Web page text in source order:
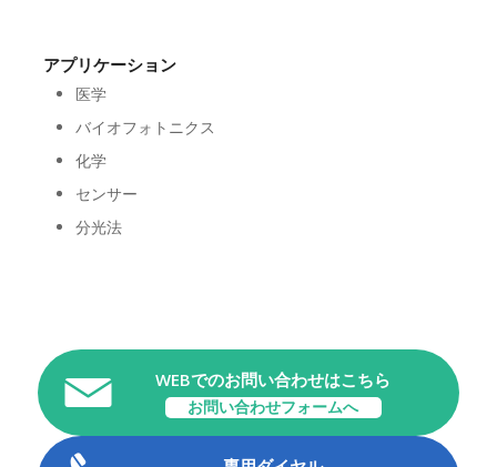
アプリケーション
医学
バイオフォトニクス
化学
センサー
分光法
WEBでのお問い合わせはこちら
お問い合わせフォームへ